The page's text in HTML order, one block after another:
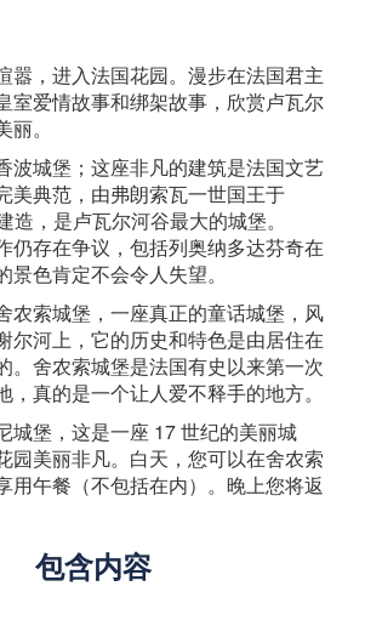
嚣，进入法国花园。漫步在法国君主
室爱情故事和绑架故事，欣赏卢瓦尔
。
波城堡；这座非凡的建筑是法国文艺
美典范，由弗朗索瓦一世国王于
造，是卢瓦尔河谷最大的城堡。
仍存在争议，包括列奥纳多达芬奇在
景色肯定不会令人失望。
农索城堡，一座真正的童话城堡，风
尔河上，它的历史和特色是由居住在
。舍农索城堡是法国有史以来第一次
，真的是一个让人爱不释手的地方。
城堡，这是一座 17 世纪的美丽城
园美丽非凡。白天，您可以在舍农索
用午餐（不包括在内）。晚上您将返
包含内容